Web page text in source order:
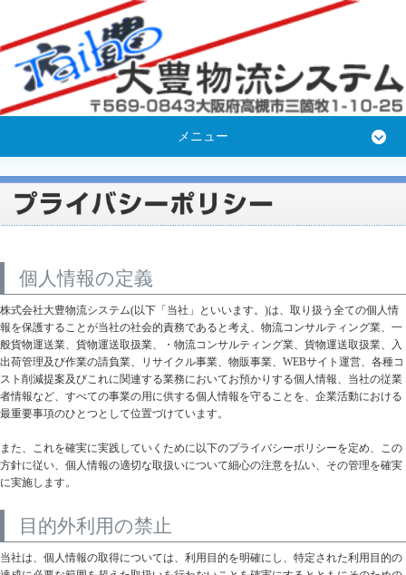
メニュー
個人情報の定義
株式会社大豊物流システム(以下「当社」といいます。)は、取り扱う全ての個人情
報を保護することが当社の社会的責務であると考え、物流コンサルティング業、一
般貨物運送業、貨物運送取扱業、・物流コンサルティング業、貨物運送取扱業、入
出荷管理及び作業の請負業、リサイクル事業、物販事業、WEBサイト運営、各種コ
スト削減提案及びこれに関連する業務においてお預かりする個人情報、当社の従業
者情報など、すべての事業の用に供する個人情報を守ることを、企業活動における
最重要事項のひとつとして位置づけています。
また、これを確実に実践していくために以下のプライバシーポリシーを定め、この
方針に従い、個人情報の適切な取扱いについて細心の注意を払い、その管理を確実
に実施します。
目的外利用の禁止
当社は、個人情報の取得については、利用目的を明確にし、特定された利用目的の